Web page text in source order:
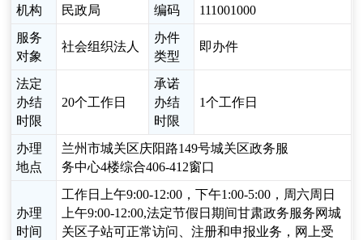
机构
民政局
编码
111001000
服务
对象
社会组织法人
办件
类型
即办件
法定
办结
时限
20个工作日
承诺
办结
时限
1个工作日
办理
地点
兰州市城关区庆阳路149号城关区政务服
务中心4楼综合406-412窗口
办理
时间
工作日上午9:00-12:00，下午1:00-5:00，周六周日
上午9:00-12:00,法定节假日期间甘肃政务服务网城
关区子站可正常访问、注册和申报业务，网上受